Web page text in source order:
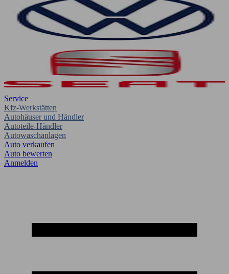
Service
Kfz-Werkstätten
Autohäuser und Händler
Autoteile-Händler
Autowaschanlagen
Auto verkaufen
Auto bewerten
Anmelden